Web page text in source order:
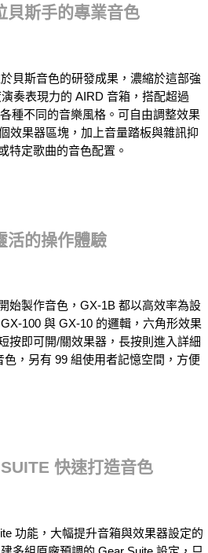
貝斯手的專業音色
貝斯音色的研發成果，濃縮於這部強
奏表現力的 AIRD 音箱，搭配超過
種不同的音樂風格。可自由調整效果
效果器區塊，加上音量踏板與雜訊抑
特定歌曲的音色配置。
活的操作體驗
始製作音色，GX-1B 都以高效率為設
100 與 GX-10 的邏輯，六角形效果
按即可開/關效果器，長按則進入詳細
，另有 99 組使用者記憶空間，方便
快速打造音色
功能，大幅提升音箱與效果器設定的